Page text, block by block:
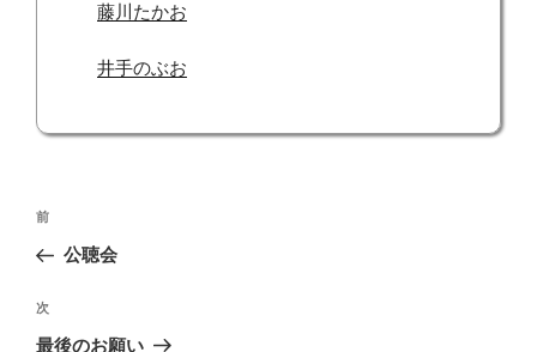
藤川たかお
井手のぶお
投
ナ
ビ
ゲ
前
の
稿
前
公聴会
次
の
次
最後のお願い